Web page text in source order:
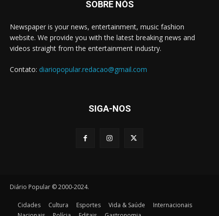
SOBRE NÓS
Newspaper is your news, entertainment, music fashion
website. We provide you with the latest breaking news and
videos straight from the entertainment industry.
Contato: diariopopular.redacao@gmail.com
SIGA-NOS
Diário Popular © 2000-2024.
Cidades Cultura Esportes Vida & Saúde
Internacionais